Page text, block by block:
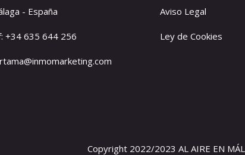
- España
+34 635 644 256
Aviso Legal
Ley de Cookies
Copyright 2022/2023 AL AIRE EN